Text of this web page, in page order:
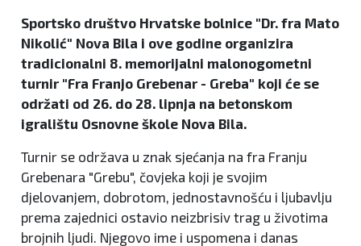
Sportsko društvo Hrvatske bolnice "Dr. fra Mato
Nikolić" Nova Bila i ove godine organizira
tradicionalni 8. memorijalni malonogometni
turnir "Fra Franjo Grebenar - Greba" koji će se
održati od 26. do 28. lipnja na betonskom
igralištu Osnovne škole Nova Bila.
Turnir se održava u znak sjećanja na fra Franju
Grebenara "Grebu", čovjeka koji je svojim
djelovanjem, dobrotom, jednostavnošću i ljubavlju
prema zajednici ostavio neizbrisiv trag u životima
brojnih ljudi. Njegovo ime i uspomena i danas